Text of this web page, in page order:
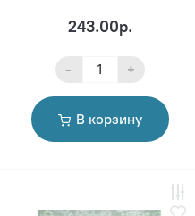
243.00р.
- +
В корзину